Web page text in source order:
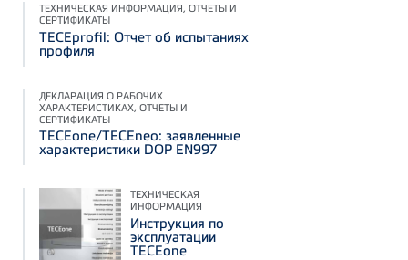
ТЕХНИЧЕСКАЯ ИНФОРМАЦИЯ, ОТЧЕТЫ И
СЕРТИФИКАТЫ
TECEprofil: Отчет об испытаниях
профиля
ДЕКЛАРАЦИЯ О РАБОЧИХ
ХАРАКТЕРИСТИКАХ, ОТЧЕТЫ И
СЕРТИФИКАТЫ
TECEone/TECEneo: заявленные
характеристики DOP EN997
ТЕХНИЧЕСКАЯ
ИНФОРМАЦИЯ
Инструкция по
эксплуатации
TECEone